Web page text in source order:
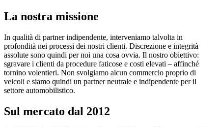
La nostra missione
In qualità di partner indipendente, interveniamo talvolta in
profondità nei processi dei nostri clienti. Discrezione e integrità
assolute sono quindi per noi una cosa ovvia. Il nostro obiettivo:
sgravare i clienti da procedure faticose e costi elevati – affinché
tornino volentieri. Non svolgiamo alcun commercio proprio di
veicoli e siamo quindi un partner neutrale e indipendente per il
settore automobilistico.
Sul mercato dal 2012